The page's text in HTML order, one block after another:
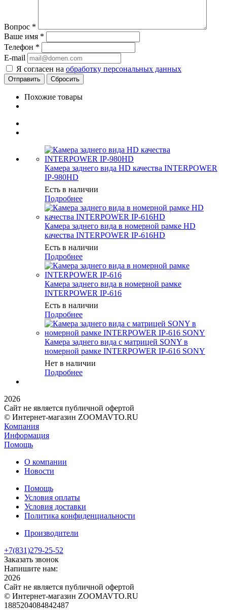
Вопрос *
Ваше имя *
Телефон *
E-mail
Я согласен на обработку персональных данных
Сбросить
Похожие товары
Камера заднего вида HD качества INTERPOWER
IP-980HD
Есть в наличии
Подробнее
Камера заднего вида в номерной рамке HD
качества INTERPOWER IP-616HD
Есть в наличии
Подробнее
Камера заднего вида в номерной рамке
INTERPOWER IP-616
Есть в наличии
Подробнее
Камера заднего вида с матрицей SONY в
номерной рамке INTERPOWER IP-616 SONY
Нет в наличии
Подробнее
2026
Сайт не является публичной офертой
© Интернет-магазин ZOOMAVTO.RU
Компания
Информация
Помощь
О компании
Новости
Помощь
Условия оплаты
Условия доставки
Политика конфиденциальности
Производители
+7(831)279-25-52
Заказать звонок
Напишите нам:
2026
Сайт не является публичной офертой
© Интернет-магазин ZOOMAVTO.RU
1885204084842487